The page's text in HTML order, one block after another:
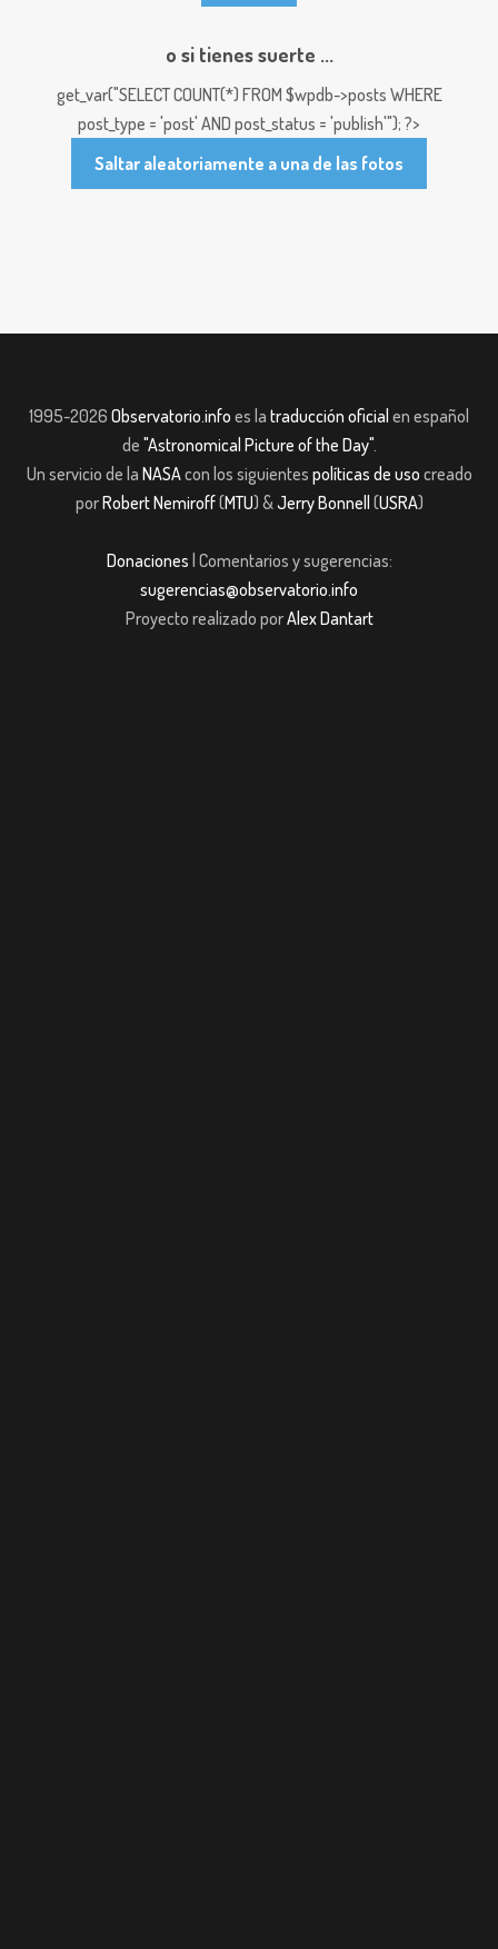
o si tienes suerte ...
get_var("SELECT COUNT(*) FROM $wpdb->posts WHERE
post_type = 'post' AND post_status = 'publish'"); ?>
Saltar aleatoriamente a una de las fotos
1995-2026 Observatorio.info es la traducción oficial en español
de "Astronomical Picture of the Day".
Un servicio de la NASAcon los siguientes políticas de uso creado
porRobert Nemiroff(MTU) &Jerry Bonnell (USRA)
Donaciones | Comentarios y sugerencias:
sugerencias@observatorio.info
Proyecto realizado porAlex Dantart